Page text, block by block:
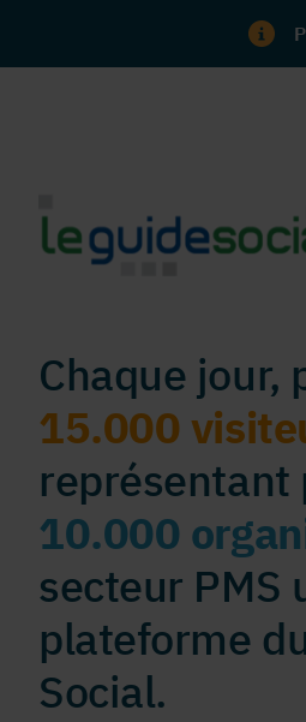
Chaque jour,
15.000
représentant
10.000
secteur PMS
plateforme
Social.